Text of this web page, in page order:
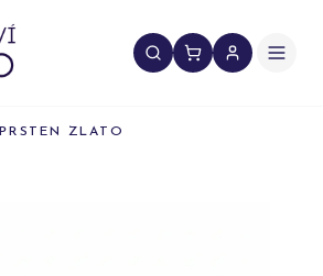
PRSTEN ZLATO